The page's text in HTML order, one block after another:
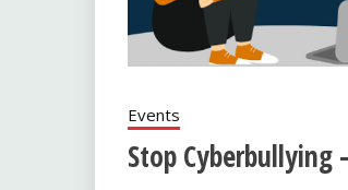
Events
Stop Cyberbullying